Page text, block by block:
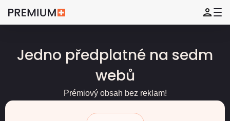
Jedno předplatné na sedm
webů
Prémiový obsah bez reklam!